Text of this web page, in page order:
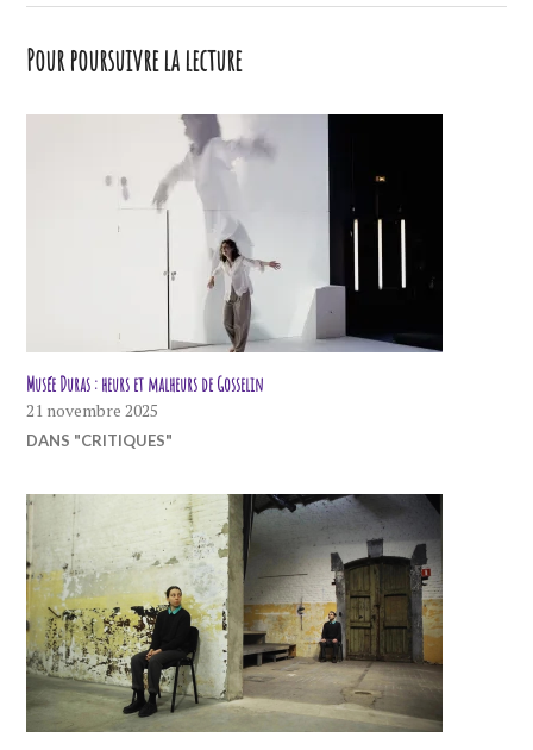
Pour poursuivre la lecture
Musée Duras : heurs et malheurs de Gosselin
21 novembre 2025
DANS "CRITIQUES"